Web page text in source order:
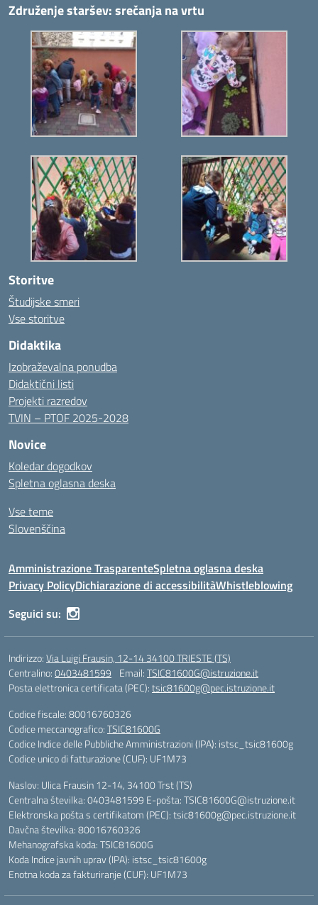
Združenje staršev: srečanja na vrtu
Storitve
Študijske smeri
Vse storitve
Didaktika
Izobraževalna ponudba
Didaktični listi
Projekti razredov
TVIN – PTOF 2025-2028
Novice
Koledar dogodkov
Spletna oglasna deska
Vse teme
Slovenščina
Amministrazione TrasparenteSpletna oglasna deska
Privacy PolicyDichiarazione di accessibilitàWhistleblowing
Seguici su:
Indirizzo:Via Luigi Frausin, 12-14 34100 TRIESTE (TS)
Centralino:0403481599 Email:TSIC81600G@istruzione.it
Posta elettronica certificata (PEC):tsic81600g@pec.istruzione.it
Codice fiscale: 80016760326
Codice meccanografico:TSIC81600G
Codice Indice delle Pubbliche Amministrazioni (IPA): istsc_tsic81600g
Codice unico di fatturazione (CUF): UF1M73
Naslov: Ulica Frausin 12-14, 34100 Trst (TS)
Centralna številka: 0403481599 E-pošta: TSIC81600G@istruzione.it
Elektronska pošta s certifikatom (PEC): tsic81600g@pec.istruzione.it
Davčna številka: 80016760326
Mehanografska koda: TSIC81600G
Koda Indice javnih uprav (IPA): istsc_tsic81600g
Enotna koda za fakturiranje (CUF): UF1M73